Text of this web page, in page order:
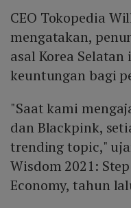
CEO Tokopedia
mengatakan,
asal Korea
keuntungan bagi
"Saat kami
dan Blackpink,
trending topic,"
Wisdom 2021:
Economy, tahun